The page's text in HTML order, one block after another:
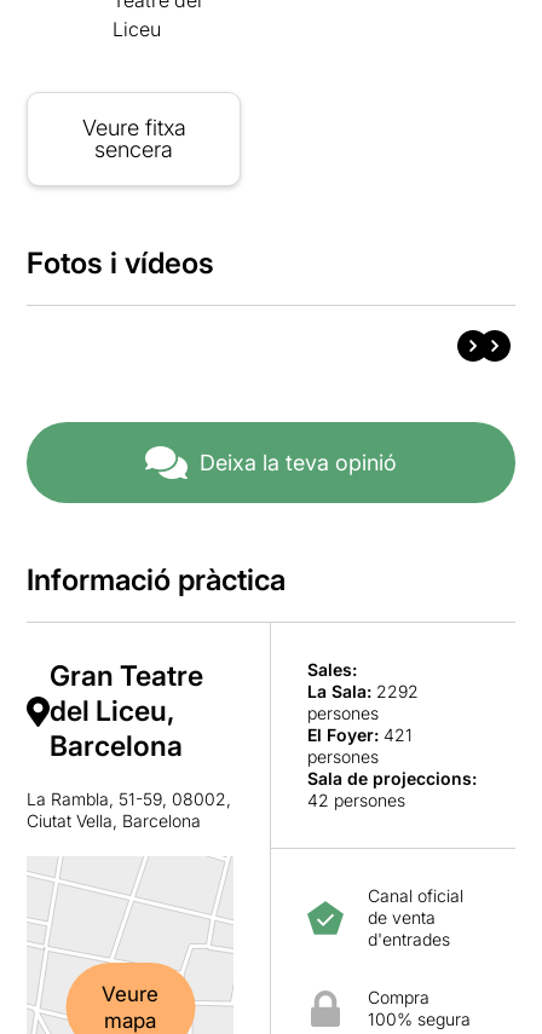
Liceu
Veure fitxa
sencera
Fotos i vídeos
Deixa la teva opinió
Informació pràctica
Gran Teatre
del Liceu,
Barcelona
La Rambla, 51-59, 08002,
Ciutat Vella, Barcelona
Veure
mapa
Sales:
La Sala: 2292
persones
El Foyer: 421
persones
Sala de projeccions:
42 persones
Canal oficial
de venta
d'entrades
Compra
100% segura